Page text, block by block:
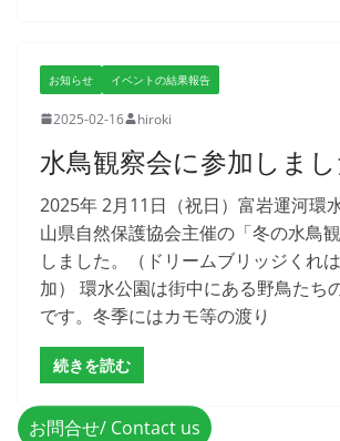
お知らせ イベントの結果報告
2025-02-16 hiroki
水鳥観察会に参加しま
2025年 2月11日（祝日）富岩運河環
山県自然保護協会主催の「冬の水鳥
しました。（ドリームブリッジくれ
加） 環水公園は街中にある野鳥たち
です。冬季にはカモ等の渡り
続きを読む
お問合せ/ Contact us